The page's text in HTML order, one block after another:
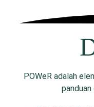
POWeR adalah
panduan